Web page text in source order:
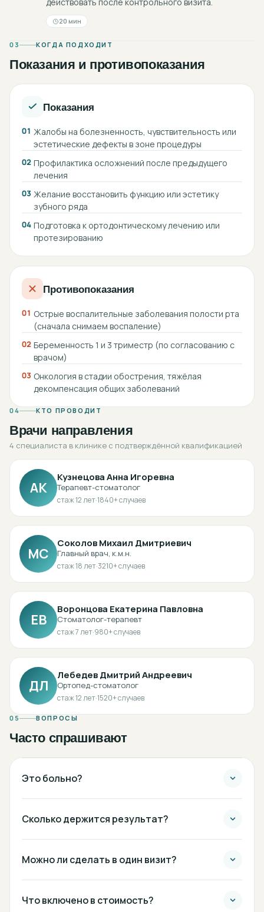
20 мин
03 КОГДА ПОДХОДИТ
Показания и противопоказания
Показания
01 Жалобы на болезненность, чувствительность или
эстетические дефекты в зоне процедуры
02 Профилактика осложнений после предыдущего
лечения
03 Желание восстановить функцию или эстетику
зубного ряда
04 Подготовка к ортодонтическому лечению или
протезированию
Противопоказания
01 Острые воспалительные заболевания полости рта
(сначала снимаем воспаление)
02 Беременность 1 и 3 триместр (по согласованию с
врачом)
03 Онкология в стадии обострения, тяжёлая
декомпенсация общих заболеваний
04 КТО ПРОВОДИТ
Врачи направления
4 специалиста в клинике с подтверждённой квалификацией
АК
Кузнецова Анна Игоревна
Терапевт-стоматолог
стаж12лет·1840+ случаев
МС
Соколов Михаил Дмитриевич
Главный врач, к.м.н.
стаж18лет·3210+ случаев
ЕВ
Воронцова Екатерина Павловна
Стоматолог-терапевт
стаж7лет·980+ случаев
ДЛ
Лебедев Дмитрий Андреевич
Ортопед-стоматолог
стаж12лет·1520+ случаев
05 ВОПРОСЫ
Часто спрашивают
Это больно?
Сколько держится результат?
Можно ли сделать в один визит?
Что включено в стоимость?